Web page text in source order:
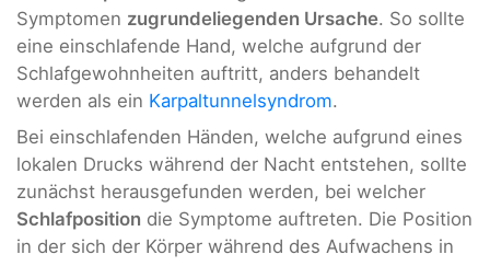
Symptomen zugrundeliegenden Ursache. So sollte
eine einschlafende Hand, welche aufgrund der
Schlafgewohnheiten auftritt, anders behandelt
werden als ein Karpaltunnelsyndrom.
Bei einschlafenden Händen, welche aufgrund eines
lokalen Drucks während der Nacht entstehen, sollte
zunächst herausgefunden werden, bei welcher
Schlafposition die Symptome auftreten. Die Position
in der sich der Körper während des Aufwachens in